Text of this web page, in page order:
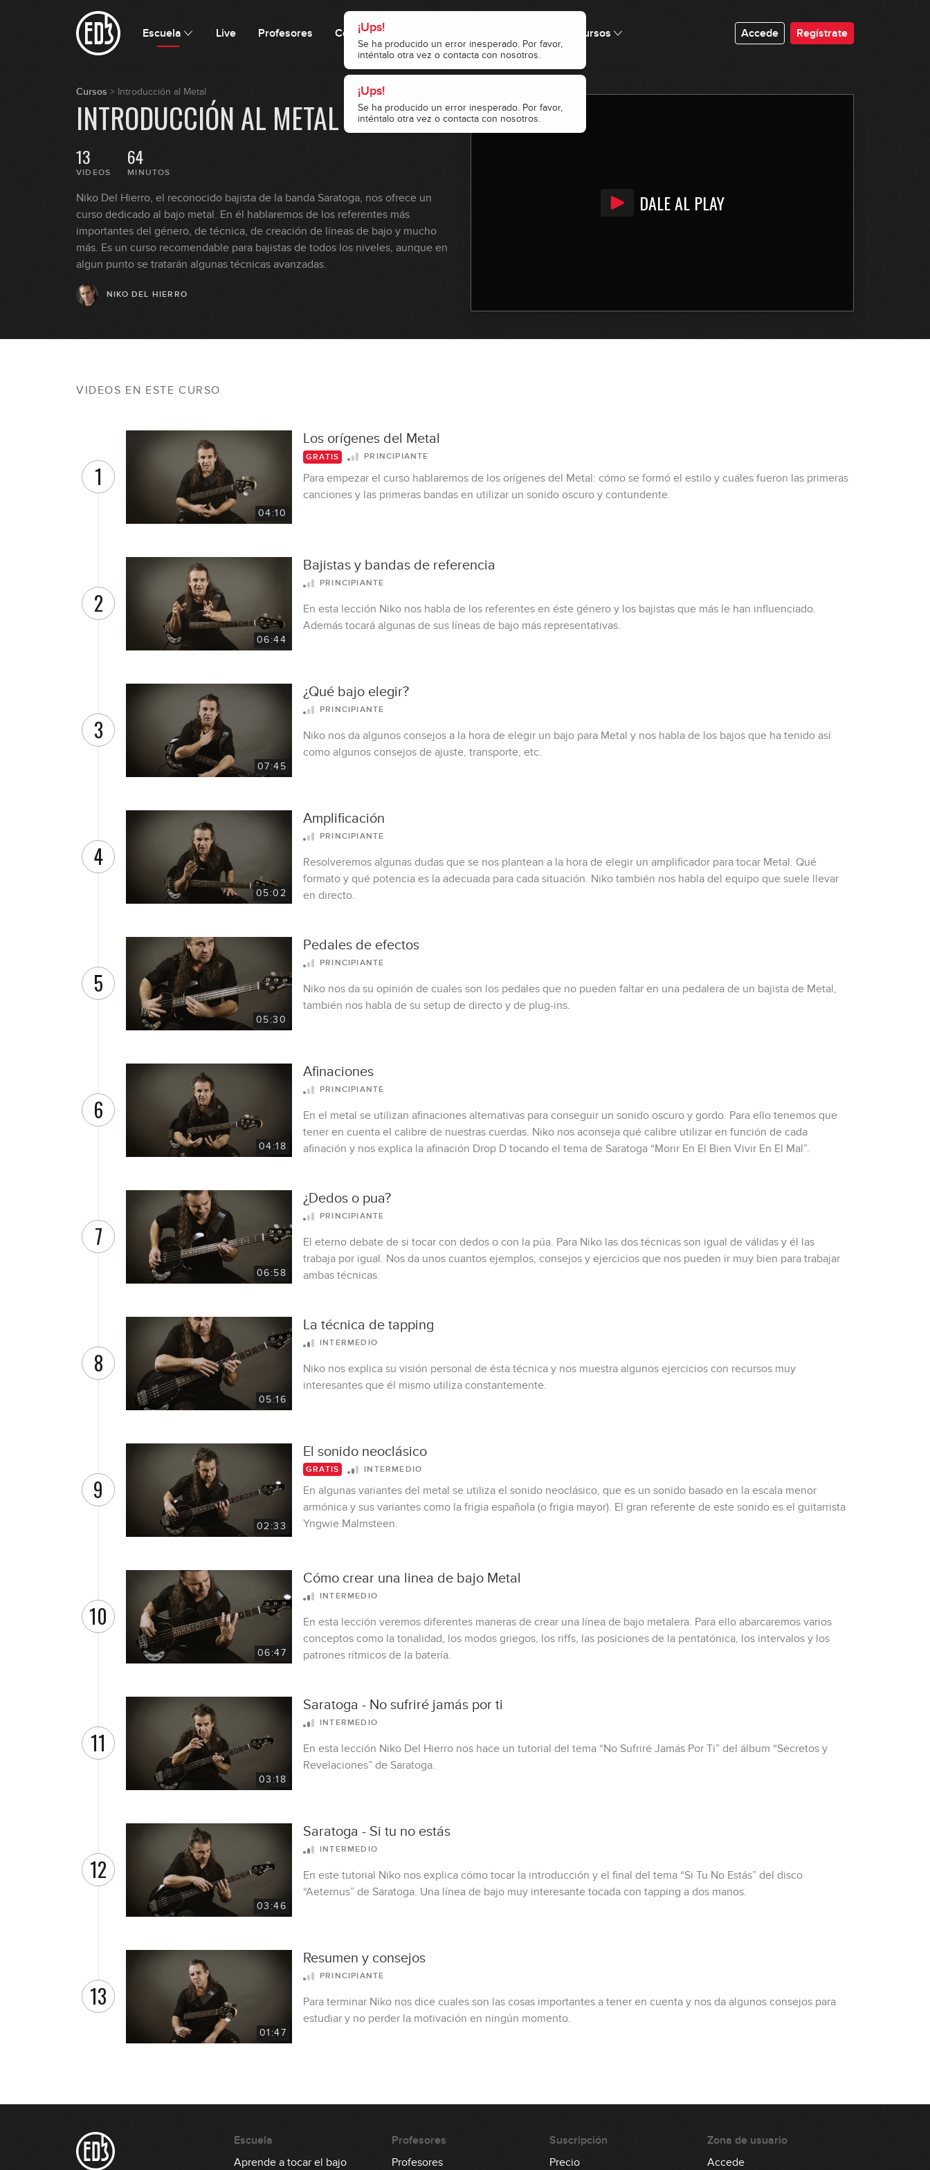
Escuela Live Profesores Cómo funciona Recursos Accede Regístrate
Cursos > Introducción al Metal
INTRODUCCIÓN AL METAL
13
VIDEOS
64
MINUTOS
Niko Del Hierro, el reconocido bajista de la banda Saratoga, nos ofrece un
curso dedicado al bajo metal. En él hablaremos de los referentes más
importantes del género, de técnica, de creación de líneas de bajo y mucho
más. Es un curso recomendable para bajistas de todos los niveles, aunque en
algun punto se tratarán algunas técnicas avanzadas.
NIKO DEL HIERRO
DALE AL PLAY
VIDEOS EN ESTE CURSO
1
04:10
Los orígenes del Metal
GRATIS PRINCIPIANTE
Para empezar el curso hablaremos de los orígenes del Metal: cómo se formó el estilo y cuáles fueron las primeras
canciones y las primeras bandas en utilizar un sonido oscuro y contundente.
2
06:44
Bajistas y bandas de referencia
PRINCIPIANTE
En esta lección Niko nos habla de los referentes en éste género y los bajistas que más le han influenciado.
Además tocará algunas de sus líneas de bajo más representativas.
3
07:45
¿Qué bajo elegir?
PRINCIPIANTE
Niko nos da algunos consejos a la hora de elegir un bajo para Metal y nos habla de los bajos que ha tenido así
como algunos consejos de ajuste, transporte, etc.
4
05:02
Amplificación
PRINCIPIANTE
Resolveremos algunas dudas que se nos plantean a la hora de elegir un amplificador para tocar Metal. Qué
formato y qué potencia es la adecuada para cada situación. Niko también nos habla del equipo que suele llevar
en directo.
5
05:30
Pedales de efectos
PRINCIPIANTE
Niko nos da su opinión de cuales son los pedales que no pueden faltar en una pedalera de un bajista de Metal,
también nos habla de su setup de directo y de plug-ins.
6
04:18
Afinaciones
PRINCIPIANTE
En el metal se utilizan afinaciones alternativas para conseguir un sonido oscuro y gordo. Para ello tenemos que
tener en cuenta el calibre de nuestras cuerdas. Niko nos aconseja qué calibre utilizar en función de cada
afinación y nos explica la afinación Drop D tocando el tema de Saratoga “Morir En El Bien Vivir En El Mal”.
7
06:58
¿Dedos o pua?
PRINCIPIANTE
El eterno debate de si tocar con dedos o con la púa. Para Niko las dos técnicas son igual de válidas y él las
trabaja por igual. Nos da unos cuantos ejemplos, consejos y ejercicios que nos pueden ir muy bien para trabajar
ambas técnicas.
8
05:16
La técnica de tapping
INTERMEDIO
Niko nos explica su visión personal de ésta técnica y nos muestra algunos ejercicios con recursos muy
interesantes que él mismo utiliza constantemente.
9
02:33
El sonido neoclásico
GRATIS INTERMEDIO
En algunas variantes del metal se utiliza el sonido neoclásico, que es un sonido basado en la escala menor
armónica y sus variantes como la frigia española (o frigia mayor). El gran referente de este sonido es el guitarrista
Yngwie Malmsteen.
10
06:47
Cómo crear una linea de bajo Metal
INTERMEDIO
En esta lección veremos diferentes maneras de crear una línea de bajo metalera. Para ello abarcaremos varios
conceptos como la tonalidad, los modos griegos, los riffs, las posiciones de la pentatónica, los intervalos y los
patrones rítmicos de la batería.
11
03:18
Saratoga - No sufriré jamás por ti
INTERMEDIO
En esta lección Niko Del Hierro nos hace un tutorial del tema “No Sufriré Jamás Por Ti” del álbum “Secretos y
Revelaciones” de Saratoga.
12
03:46
Saratoga - Si tu no estás
INTERMEDIO
En este tutorial Niko nos explica cómo tocar la introducción y el final del tema “Si Tu No Estás” del disco
“Aeternus” de Saratoga. Una línea de bajo muy interesante tocada con tapping a dos manos.
13
01:47
Resumen y consejos
PRINCIPIANTE
Para terminar Niko nos dice cuales son las cosas importantes a tener en cuenta y nos da algunos consejos para
estudiar y no perder la motivación en ningún momento.
Escuela
Aprende a tocar el bajo
Profesores
Profesores
Suscripción
Precio
Zona de usuario
Accede